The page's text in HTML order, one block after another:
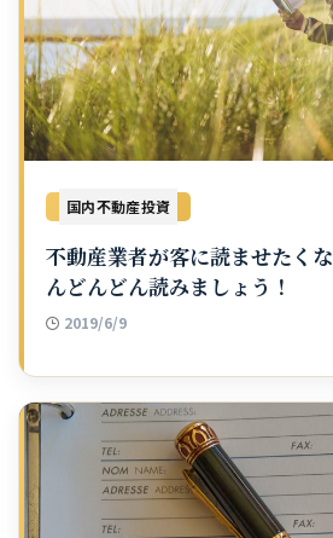
不動産業者が客に読ませたく
んどんどん読みましょう！
2019/6/9
国内不動産投資